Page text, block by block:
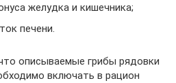
желудка и кишечника;
печени.
описываемые грибы рядовки
включать в рацион